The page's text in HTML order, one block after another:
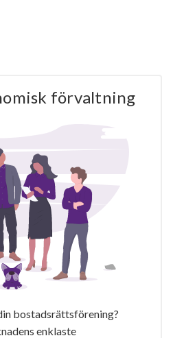
förvaltning
bostadsrättsförening?
enklaste